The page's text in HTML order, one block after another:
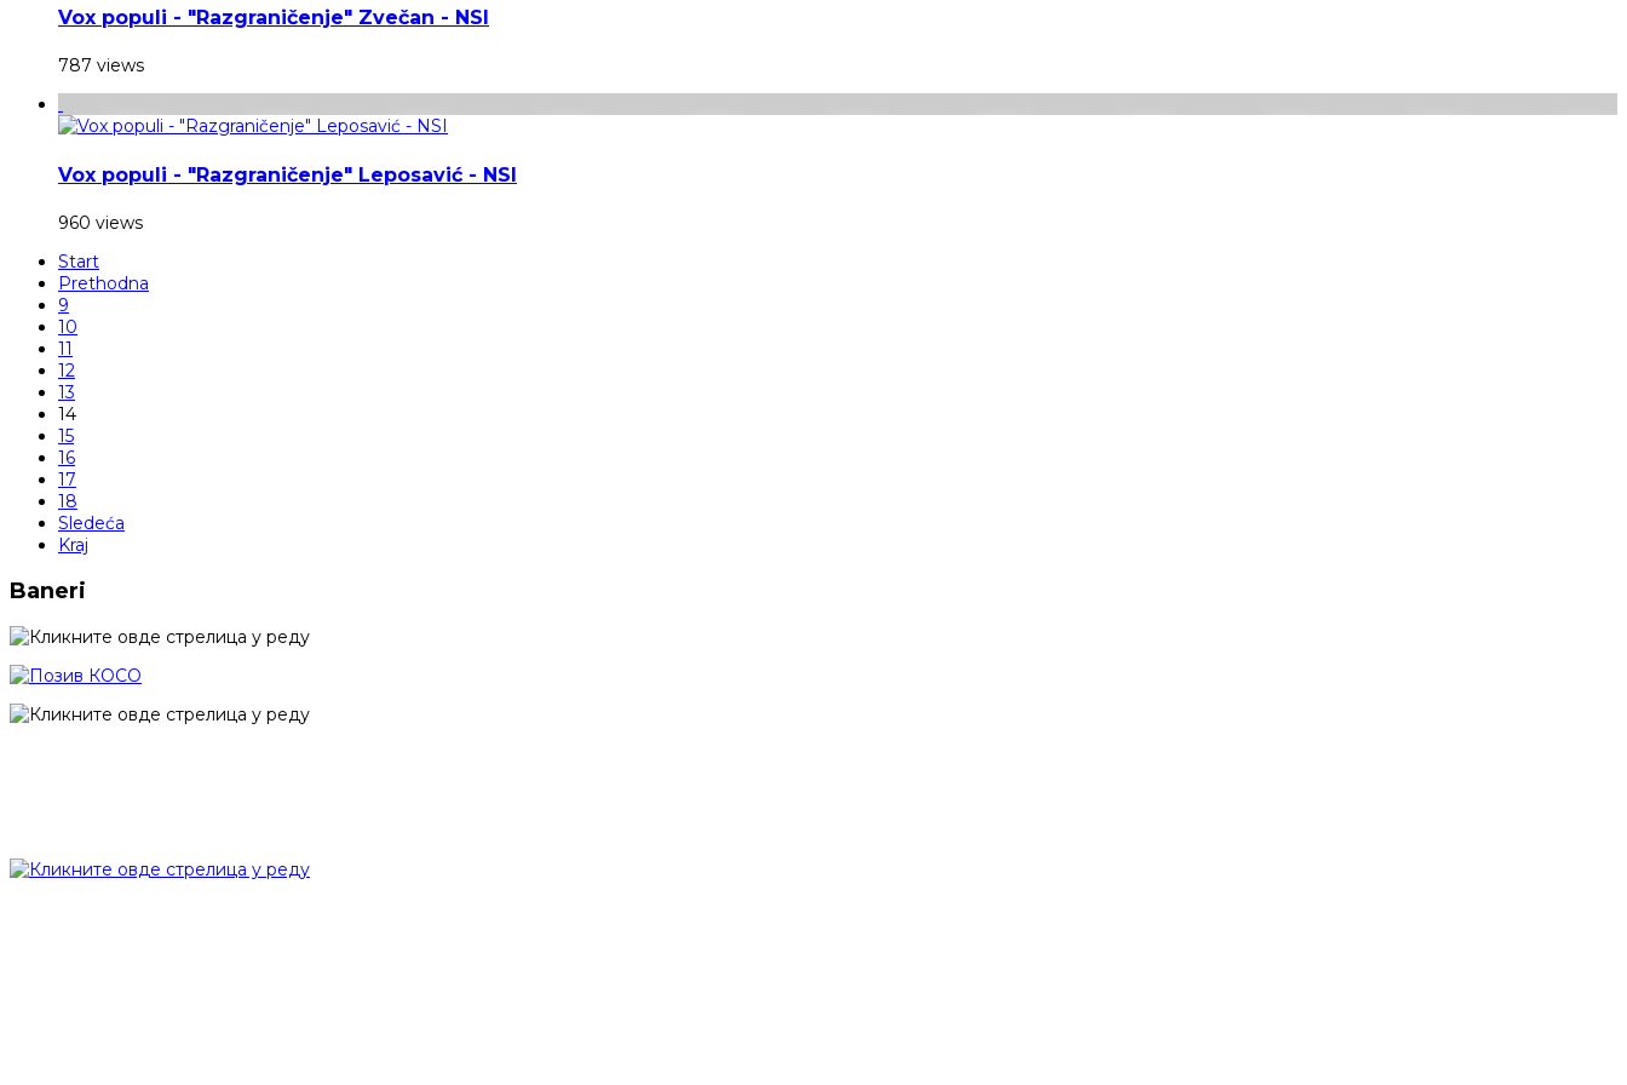
Vox populi - "Razgraničenje" Zvečan - NSI
787 views
Vox populi - "Razgraničenje" Leposavić - NSI
960 views
Start
Prethodna
9
10
11
12
13
14
15
16
17
18
Sledeća
Kraj
Baneri